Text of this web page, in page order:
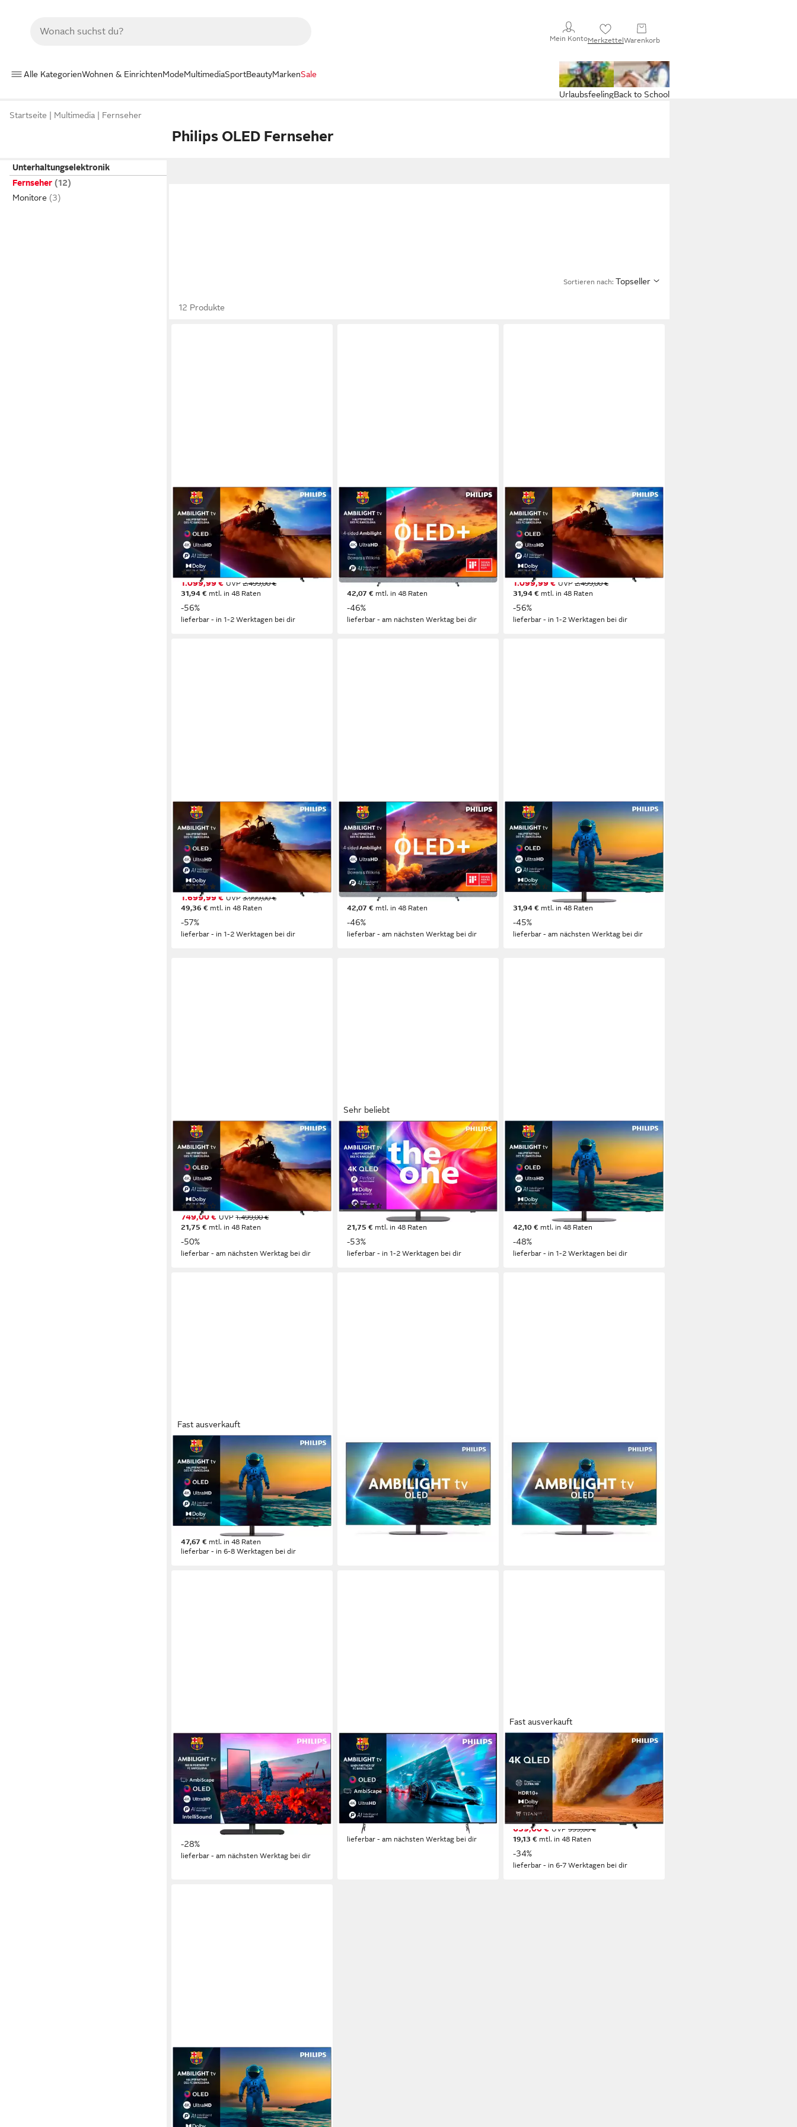
Mein KontoMerkzettelWarenkorb
Alle KategorienWohnen & EinrichtenModeMultimediaSportBeautyMarkenSale
Back to School
Urlaubsfeeling
Startseite Multimedia Fernseher
Philips OLED Fernseher
Unterhaltungselektronik
Fernseher
Monitore
Sortieren nach: Topseller
12 Produkte
PHILIPS
65OLED760/12 OLED-Fernseher
164 cm/65 Zoll Diagonale
OLED Bildschirmtechnologie
4K Ultra HD
Auflösung
Produktdatenblatt
(25)
1.099,99 € UVP2.499,00 €
31,94 € mtl. in 48 Raten
-56%
lieferbar - in 1-2 Werktagen bei dir
PHILIPS
55OLED910/12 OLED-Fernseher
139 cm/55 Zoll Diagonale
OLED Bildschirmtechnologie
4K Ultra HD Auflösung
Produktdatenblatt
(10)
1.449,00 € UVP2.699,00 €
42,07 € mtl. in 48 Raten
-46%
lieferbar - am nächsten Werktag bei dir
PHILIPS
65OLED760/12 OLED-Fernseher
164 cm/65 Zoll Diagonale
OLED Bildschirmtechnologie
4K Ultra HD
Auflösung
Produktdatenblatt
(25)
1.099,99 € UVP2.499,00 €
31,94 € mtl. in 48 Raten
-56%
lieferbar - in 1-2 Werktagen bei dir
PHILIPS
77OLED760/12 OLED-Fernseher
194 cm/77 Zoll Diagonale
OLED Bildschirmtechnologie
4K Ultra HD
Auflösung
Produktdatenblatt
(12)
1.699,99 € UVP3.999,00 €
49,36 € mtl. in 48 Raten
-57%
lieferbar - in 1-2 Werktagen bei dir
PHILIPS
55OLED910/12 OLED-Fernseher
139 cm/55 Zoll Diagonale
OLED Bildschirmtechnologie
4K Ultra HD Auflösung
Produktdatenblatt
(10)
1.449,00 € UVP2.699,00 €
42,07 € mtl. in 48 Raten
-46%
lieferbar - am nächsten Werktag bei dir
PHILIPS
55OLED810/12 OLED-Fernseher
139 cm/55 Zoll
Diagonale
OLED Bildschirmtechnologie
4K Ultra HD Auflösung
Produktdatenblatt
(17)
1.099,99 € UVP1.999,00 €
31,94 € mtl. in 48 Raten
-45%
lieferbar - am nächsten Werktag bei dir
PHILIPS
48OLED760/12 OLED-Fernseher
121 cm/48 Zoll Diagonale
OLED Bildschirmtechnologie
4K Ultra HD
Auflösung
Produktdatenblatt
(6)
749,00 € UVP1.499,00 €
21,75 € mtl. in 48 Raten
-50%
lieferbar - am nächsten Werktag bei dir
Sehr beliebt
PHILIPS
65PUS9000/12 QLED-Fernseher
164 cm/65 Zoll Diagonale
QLED Bildschirmtechnologie
4K Ultra HD Auflösung
Produktdatenblatt
UVP1.599,00 €
21,75 € mtl. in 48 Raten
-53%
lieferbar - in 1-2 Werktagen bei dir
PHILIPS
65OLED810 LED-Fernseher
164 cm/65 Zoll
Diagonale
OLED Bildschirmtechnologie
4K Ultra HD Auflösung
Produktdatenblatt
(11)
1.449,99 € UVP2.799,00 €
42,10 € mtl. in 48 Raten
-48%
lieferbar - in 1-2 Werktagen bei dir
Fast ausverkauft
PHILIPS
42OLED810/12 OLED-Fernseher
106 cm/42 Zoll
Diagonale
OLED Bildschirmtechnologie
4K Ultra HD Auflösung
Produktdatenblatt
(3)
47,67 € mtl. in 48 Raten
lieferbar - in 6-8 Werktagen bei dir
PHILIPS
55OLED820/12 OLED-Fernseher
OLED Bildschirmtechnologie
4K Ultra HD Auflösung
Produktdatenblatt
1.299,00 €
37,71 €mtl. in 48 Raten
lieferbar - in 5-6 Werktagen bei dir
PHILIPS
65OLED820/12 OLED-Fernseher
OLED Bildschirmtechnologie
4K Ultra HD Auflösung
Produktdatenblatt
1.599,00 €
46,42 €mtl. in 48 Raten
lieferbar - in 5-6 Werktagen bei dir
PHILIPS
55OLED811/12 OLED-Fernseher
139 cm/55 Zoll Diagonale
OLED Bildschirmtechnologie
4K Ultra HD Auflösung
Produktdatenblatt
1.735,59 € UVP
2.399,00 €
mtl. in 48 Raten
-28%
lieferbar - am nächsten Werktag bei dir
PHILIPS
55OLED761/12 OLED-Fernseher
139 cm/55 Zoll Diagonale
OLED Bildschirmtechnologie
4K Ultra HD Auflösung
Produktdatenblatt
1.999,00 €
58,04 €
lieferbar - am nächsten Werktag bei dir
Fast ausverkauft
PHILIPS
65PUS7800/12 QLED-Fernseher
164 cm/65 Zoll Diagonale
QLED Bildschirmtechnologie
4K Ultra HD Auflösung
Produktdatenblatt
(26)
659,00 € UVP999,00 €
19,13 € mtl. in 48 Raten
-34%
lieferbar - in 6-7 Werktagen bei dir
PHILIPS
65OLED810 LED-Fernseher
164 cm/65 Zoll
Diagonale
OLED Bildschirmtechnologie
4K Ultra HD Auflösung
Produktdatenblatt